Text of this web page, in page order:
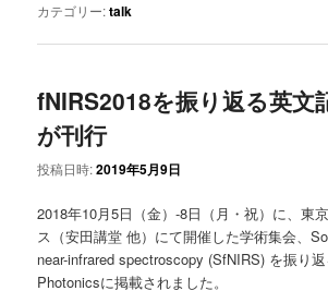
カテゴリー:talk
fNIRS2018を振り返る英文
が刊行
投稿日時:2019年5月9日
2018年10月5日（金）-8日（月・祝）に、東
ス（安田講堂 他）にて開催した学術集会、
near-infrared spectroscopy (SfNIRS) を振り返
Photonicsに掲載されました。